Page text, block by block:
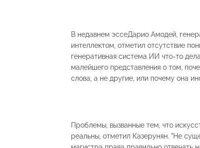
В недавнем эссеДарио Амодей,
интеллектом, отметил отсутствие
генеративная система ИИ что-то
малейшего представления о том,
слова, а не другие, или почему она
Проблемы, вызванные тем, что
реальны, отметил Казерунян. "Не